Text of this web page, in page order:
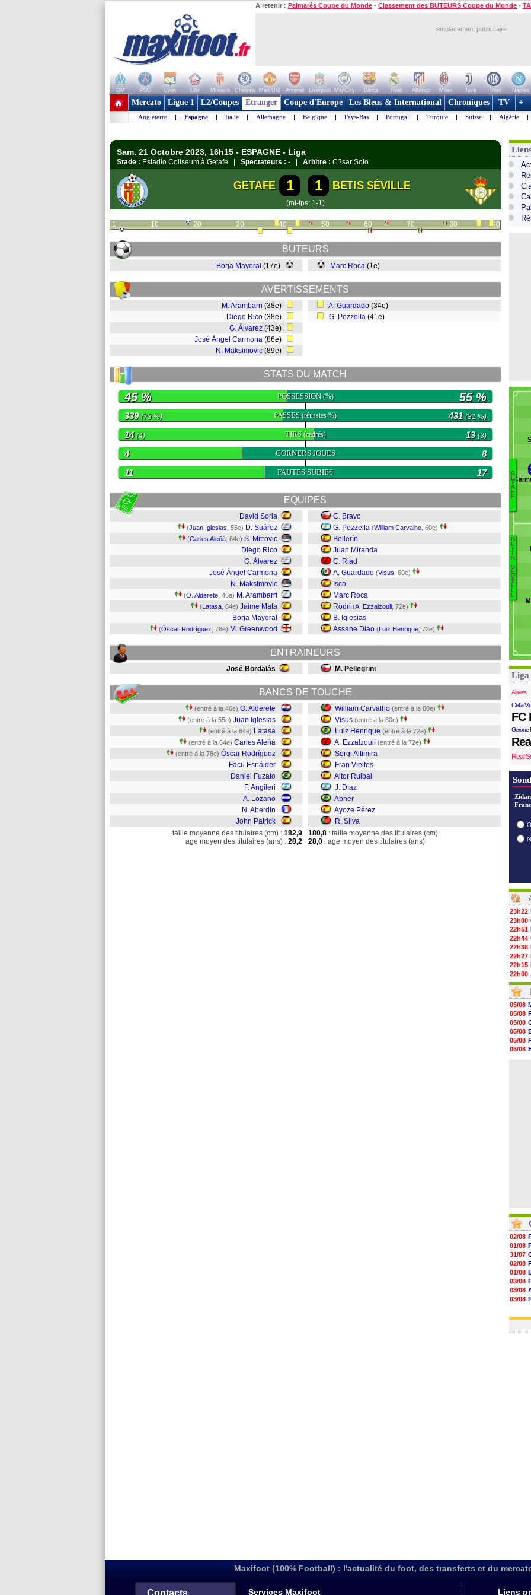
A retenir : Palmarès Coupe du Monde - Classement des BUTEURS Coupe du Monde -
emplacement publicitaire
OM PSG Lyon Lille Monaco Chelsea Man Utd Arsenal Liverpool ManCity Barca Real Atletico Milan Juve Inter Naples
+ de clubs
Mercato Ligue 1 L2/Coupes Etranger Coupe d'Europe Les Bleus & International Chroniques TV +
Angleterre | Espagne | Italie | Allemagne | Belgique | Pays-Bas | Portugal | Turquie | Suisse | Algérie |
Sam. 21 Octobre 2023, 16h15 - ESPAGNE - Liga
Stade : Estadio Coliseum à Getafe | Spectateurs : - | Arbitre : C?sar Soto
GETAFE 1 1 BETIS SÉVILLE
(mi-tps: 1-1)
1 10 20 30 40 50 60 70 80 90
BUTEURS
Borja Mayoral (17e) Marc Roca (1e)
AVERTISSEMENTS
M. Arambarri (38e)
Diego Rico (38e)
G. Álvarez (43e)
José Ángel Carmona (86e)
N. Maksimovic (89e)
A. Guardado (34e)
G. Pezzella (41e)
STATS DU MATCH
POSSESSION(%)
45 % 55 %
PASSES(réussies %)
339(73 %) 431 (81 %)
TIRS(cadrés)
14 (4) 13(3)
CORNERS JOUES
4 8
FAUTES SUBIES
11 17
EQUIPES
David Soria
(Juan Iglesias , 55e) D. Suárez
(Carles Aleñá , 64e) S. Mitrovic
Diego Rico
G. Álvarez
José Ángel Carmona
N. Maksimovic
(O. Alderete , 46e) M. Arambarri
(Latasa , 64e) Jaime Mata
Borja Mayoral
(Óscar Rodríguez , 78e) M. Greenwood
C. Bravo
G. Pezzella (William Carvalho , 60e)
Bellerín
Juan Miranda
C. Riad
A. Guardado (Visus , 60e)
Isco
Marc Roca
Rodri (A. Ezzalzouli , 72e)
B. Iglesias
Assane Diao (Luiz Henrique , 72e)
ENTRAINEURS
José Bordalás M. Pellegrini
BANCS DE TOUCHE
(entré à la 46e) O. Alderete
(entré à la 55e) Juan Iglesias
(entré à la 64e) Latasa
(entré à la 64e) Carles Aleñá
(entré à la 78e) Óscar Rodríguez
Facu Esnáider
Daniel Fuzato
F. Angileri
A. Lozano
N. Aberdin
John Patrick
William Carvalho (entré à la 60e)
Visus (entré à la 60e)
Luiz Henrique (entré à la 72e)
A. Ezzalzouli (entré à la 72e)
Sergi Altimira
Fran Vieites
Aitor Ruibal
J. Díaz
Abner
Ayoze Pérez
R. Silva
taille moyenne des titulaires (cm) : 182,9
age moyen des titulaires (ans) : 28,2
180,8 : taille moyenne des titulaires (cm)
28,0 : age moyen des titulaires (ans)
G
E
T
A
F
E
B
E
T
I
S
S
É
V
I
L
L
E
Liga
Alaves
Celta
FC
Gérone
Real
23h22
23h00
22h51
22h44
22h38
22h27
22h15
22h00
21h48
21h39
21h26
21h05
20h47
20h30
20h18
20h04
19h47
05/08
05/08
05/08
05/08
05/08
06/08
02/08
01/08
31/07
02/08
01/08
03/08
03/08
03/08
31/07
Maxifoot (100% Football) : l'actualité du foot, des transferts et du
Contacts Services Maxifoot Liens